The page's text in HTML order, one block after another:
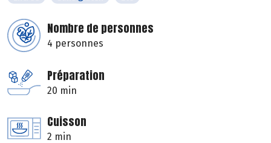
Nombre de personnes
4 personnes
Préparation
20 min
Cuisson
2 min